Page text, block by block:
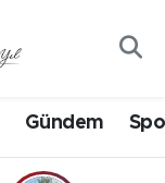
Gündem